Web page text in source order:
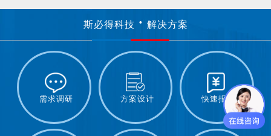
斯必得科技 解决方案
需求调研 方案设计 快速报价